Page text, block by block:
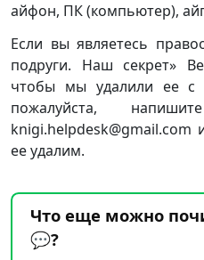
айфон, ПК (компьютер),
Если вы являетесь
подруги. Наш секрет»
чтобы мы удалили ее с
пожалуйста,
ее удалим.
Что еще можно
💬?